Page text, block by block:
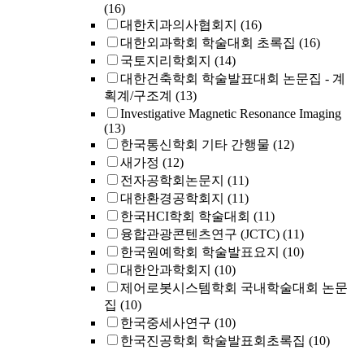
(16)
대한치과의사협회지 (16)
대한외과학회 학술대회 초록집 (16)
국토지리학회지 (14)
대한건축학회 학술발표대회 논문집 - 계
획계/구조계 (13)
Investigative Magnetic Resonance Imaging
(13)
한국통신학회 기타 간행물 (12)
새가정 (12)
전자공학회논문지 (11)
대한환경공학회지 (11)
한국HCI학회 학술대회 (11)
융합관광콘텐츠연구 (JCTC) (11)
한국원예학회 학술발표요지 (10)
대한안과학회지 (10)
제어로봇시스템학회 국내학술대회 논문
집 (10)
한국중세사연구 (10)
한국진공학회 학술발표회초록집 (10)